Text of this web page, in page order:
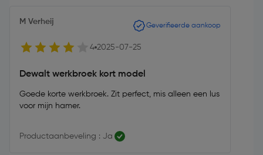
M Verheij Geverifieerde aankoop
4 2025-07-25
Dewalt werkbroek kort model
Goede korte werkbroek. Zit perfect, mis alleen een lus
voor mijn hamer.
Productaanbeveling : Ja